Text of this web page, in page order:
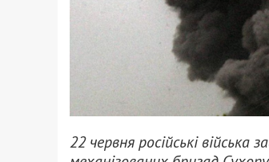
22 червня російські війська